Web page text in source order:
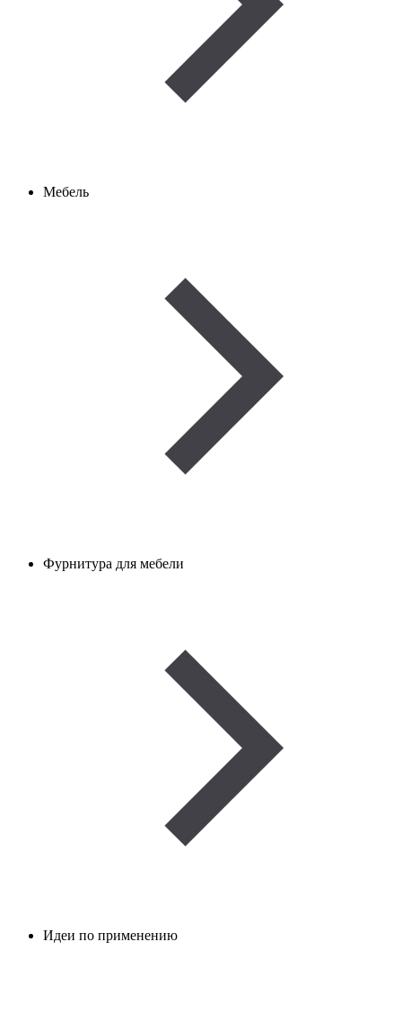
Мебель
Фурнитура для мебели
Идеи по применению